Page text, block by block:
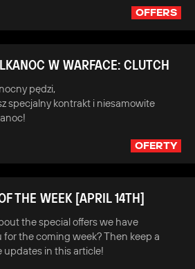
OFFERS
W WARFACE: CLUTCH
pędzi,
specjalny kontrakt i niesamowite
OFERTY
THE WEEK [APRIL 14TH]
the special offers we have
for the coming week? Then keep a
updates in this article!